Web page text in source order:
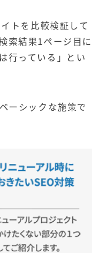
トを比較検証して
索結果1ページ目に
行っている」とい
ーシックな施策で